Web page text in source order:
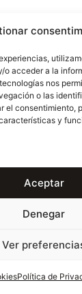
o acceder a la
nos
o las
el consentimiento,
y
Aceptar
Denegar
Ver
Política de